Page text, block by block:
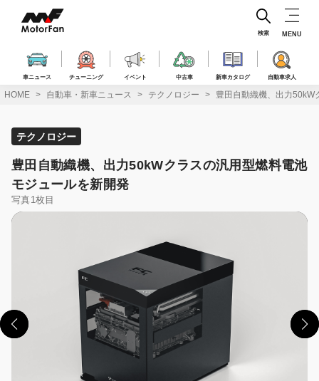
ス
車ニュース チューニング イベント 中古車 新車カタログ 自動車求人
検索 MENU
HOME 自動車・新車ニュース テクノロジー 豊田自動織機、出力50kW
テクノロジー
豊田自動織機、出力50kWクラスの汎用型燃料電池
モジュールを新開発
写真1枚目